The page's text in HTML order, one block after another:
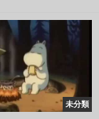
未分類